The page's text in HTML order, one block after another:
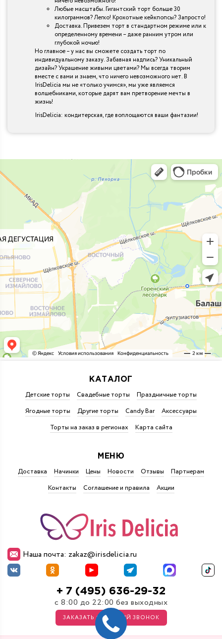
Любые масштабы. Гигантский торт больше 30
килограммов? Легко! Крохотные кейкпопсы? Запросто!
Доставка. Привезем торт в стандартном режиме или к
определенному времени – даже ранним утром или
глубокой ночью!
Но главное – у нас вы сможете создать торт по
индивидуальному заказу. Забавная надпись? Уникальный
дизайн? Украшение живыми цветами? Мы всегда творим
вместе с вами и знаем, что ничего невозможного нет. В
IrisDelicia мы не «только учимся», мы уже являемся
волшебниками, которые дарят вам претворение мечты в
жизнь!
IrisDelicia: кондитерская, где воплощаются ваши фантазии!
Наша почта: zakaz@irisdelicia.ru
+ 7 (495) 636-29-32
с 8:00 до 22:00 без выходных
ЗАКАЗАТЬ ОБРАТНЫЙ ЗВОНОК
КАТАЛОГ
Детские торты Свадебные торты
Праздничные торты
Ягодные торты
Другие торты Candy Bar
Аксессуары
Торты на заказ в регионах
Карта сайта
МЕНЮ
Доставка Начинки Цены Новости Отзывы
Партнерам
Контакты
Соглашение и правила Акции